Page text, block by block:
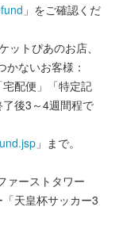
」をご確認くだ
トぴあのお店、
かないお客様：
配便」「特定記
後3～4週間程で
」まで。
ーストタワー
天皇杯サッカー3